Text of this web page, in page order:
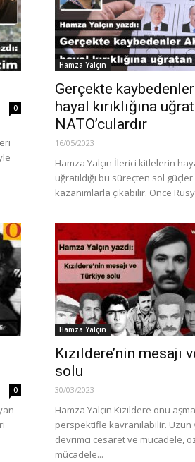
0
Hamza Yalçın
Gerçekte
hayal kırıklığına
NATO’culardır
16/05/2023
Hamza Yalçın İlerici kitlelerin
uğratıldığı bu süreçten sol
kazanımlarla çıkabilir. Önce
0
Hamza Yalçın
Kızıldere’nin mesajı
solu
30/03/2023
Hamza Yalçın Kızıldere onu
perspektifle kavranılabilir. Uzun
devrimci cesaret ve mücadele,
mücadele...